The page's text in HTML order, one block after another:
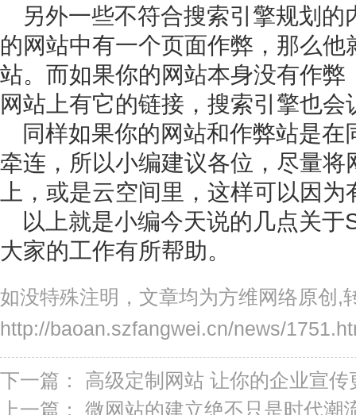
另外一些不符合搜索引擎规划
的网站中有一个页面作弊，那么
站。而如果你的网站本身没有作
网站上有它的链接，搜索引擎也会
同样如果你的网站和作弊站是
牵连，所以小编建议各位，尽量
上，或是云空间里，这样可以因
以上就是小编今天说的几点关
大家的工作有所帮助。
如没特殊注明，文章均为方维网络原创,
http://baoan.szfangwei.cn/news/
下一篇： 高级定制网站 让你的企业宣传
上一篇： 微网站的建立绝不只是时代潮